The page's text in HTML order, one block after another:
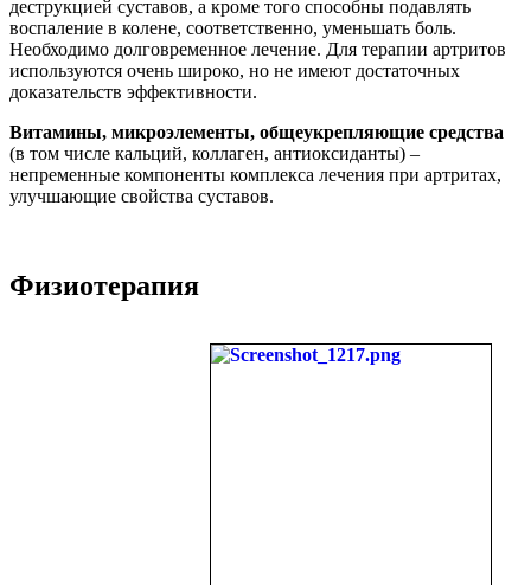
деструкцией суставов, а кроме того способны подавлять
воспаление в колене, соответственно, уменьшать боль.
Необходимо долговременное лечение. Для терапии артритов
используются очень широко, но не имеют достаточных
доказательств эффективности.
Витамины, микроэлементы, общеукрепляющие средства
(в том числе кальций, коллаген, антиоксиданты) –
непременные компоненты комплекса лечения при артритах,
улучшающие свойства суставов.
Физиотерапия